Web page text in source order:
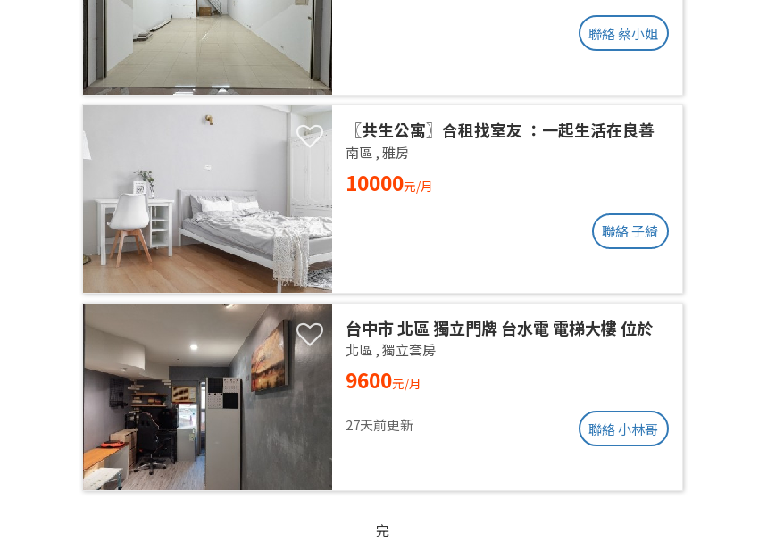
聯絡 蔡小姐
〖共生公寓〗合租找室友 ：一起生活在良善
的居家環境
南區 ,雅房
10000元/月
聯絡 子綺
台中市 北區 獨立門牌 台水電 電梯大樓 位於
14樓 權狀10坪 有獨立陽台通風採光好 獨曬
獨洗 不會淋雨
北區 ,獨立套房
9600元/月
27天前更新 聯絡 小林哥
完